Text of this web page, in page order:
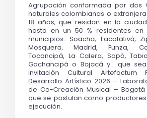
Agrupación conformada por dos
naturales colombianas o
18 años, que residan en la
hasta en un 50 % residentes en
municipios: Soacha, Facatativá,
Mosquera, Madrid, Funza,
Tocancipá, La Calera, Sopó,
Gachancipá o Bojacá y  que
Invitación Cultural Artefactum
Desarrollo Artístico 2026 –
de Co-Creación Musical –
que se postulan como
ejecución.